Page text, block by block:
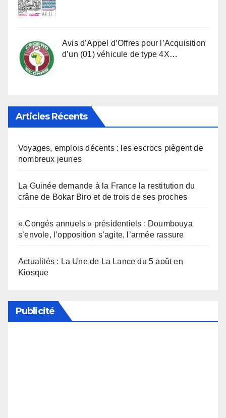
Avis d’Appel d’Offres pour l’Acquisition
d’un (01) véhicule de type 4X…
Articles Récents
Voyages, emplois décents : les escrocs piègent de
nombreux jeunes
La Guinée demande à la France la restitution du
crâne de Bokar Biro et de trois de ses proches
« Congés annuels » présidentiels : Doumbouya
s’envole, l’opposition s’agite, l’armée rassure
Actualités : La Une de La Lance du 5 août en
Kiosque
Publicité